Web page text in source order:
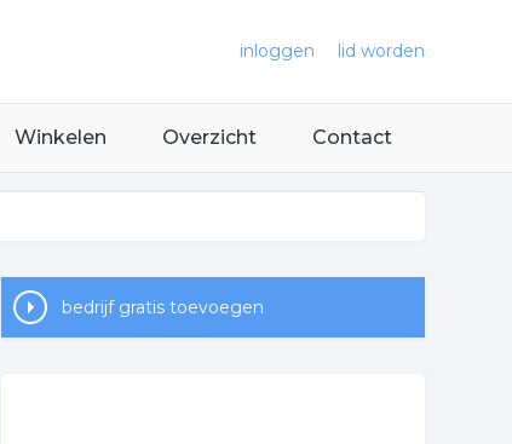
inloggen lid worden
Winkelen Overzicht Contact
bedrijf gratis toevoegen